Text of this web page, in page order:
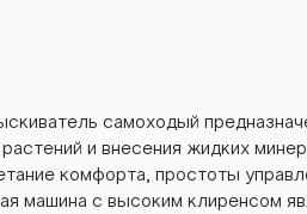
самоходый
и внесения жидких
комфорта, простоты
машина c высоким клиренсом